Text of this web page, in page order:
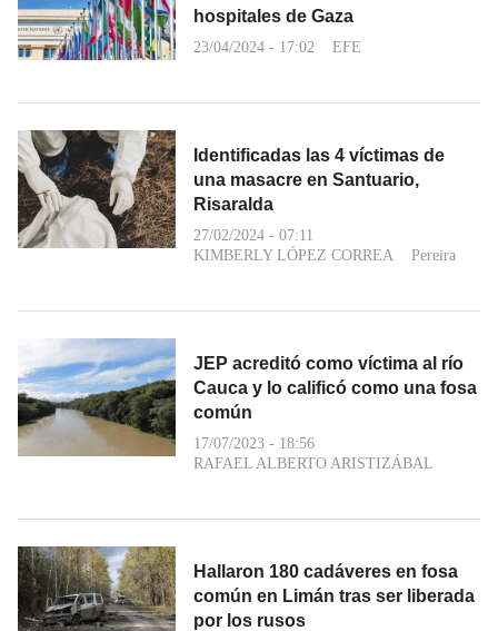
hospitales de Gaza
23/04/2024 - 17:02 EFE
Identificadas las 4 víctimas de
una masacre en Santuario,
Risaralda
27/02/2024 - 07:11
KIMBERLY LÓPEZ CORREA
Pereira
JEP acreditó como víctima al río
Cauca y lo calificó como una fosa
común
17/07/2023 - 18:56
RAFAEL ALBERTO ARISTIZÁBAL
Hallaron 180 cadáveres en fosa
común en Limán tras ser liberada
por los rusos